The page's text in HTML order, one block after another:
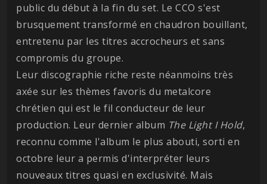
public du début à la fin du set. Le CCO s'est
brusquement transformé en chaudron bouillant,
entretenu par les titres accrocheurs et sans
compromis du groupe.
Leur discographie riche reste néanmoins très
axée sur les thèmes favoris du metalcore
chrétien qui est le fil conducteur de leur
production. Leur dernier album The Light I Hold,
reconnu comme l'album le plus abouti, sorti en
octobre leur a permis d'interpréter leurs
nouveaux titres quasi en exclusivité. Mais